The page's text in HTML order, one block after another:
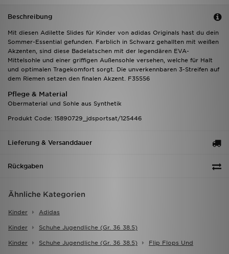
Beschreibung
Mit diesen Adilette Slides für Kinder von adidas Originals hast du dein
Sommer-Essential gefunden. Farblich in Schwarz gehallten mit weißen
Akzenten, sind diese Badelatschen mit der legendären EVA-
Mittelsohle und einer griffigen Außensohle versehen, welche für Halt
und optimalen Tragekomfort sorgt. Die unverkennbaren 3-Streifen auf
dem Riemen setzen den finalen Akzent. F35556
Pflege & Material
Obermaterial und Sohle aus Synthetik
Produkt Code: 15890729_jdsportsat/125446
Lieferung & Versanddauer
Rückgaben
Ähnliche Kategorien
Kinder Adidas
Kinder Schuhe Jugendliche (gr. 36 38.5)
Kinder Schuhe Jugendliche (gr. 36 38.5) Flip Flops Und
Hilfe & Kontakt
Trending Styles